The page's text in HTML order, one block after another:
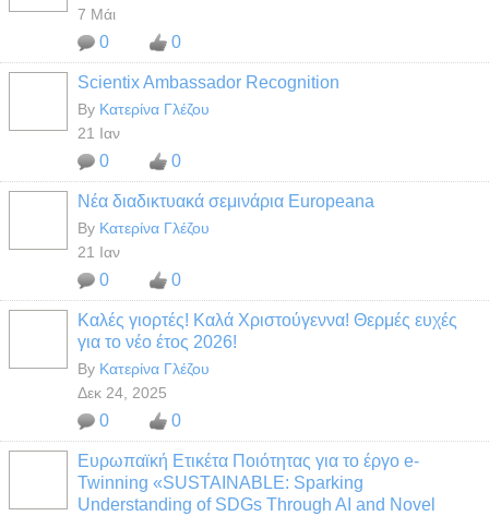
7 Μάι
0 0
Scientix Ambassador Recognition
By Κατερίνα Γλέζου
21 Ιαν
0 0
Νέα διαδικτυακά σεμινάρια Europeana
By Κατερίνα Γλέζου
21 Ιαν
0 0
Καλές γιορτές! Καλά Χριστούγεννα! Θερμές ευχές
για το νέο έτος 2026!
By Κατερίνα Γλέζου
Δεκ 24, 2025
0 0
Ευρωπαϊκή Ετικέτα Ποιότητας για το έργο e-
Twinning «SUSTAINABLE: Sparking
Understanding of SDGs Through AI and Novel